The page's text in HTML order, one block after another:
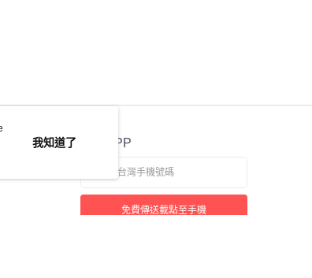
官方APP
免費傳送載點至手機
我知道了